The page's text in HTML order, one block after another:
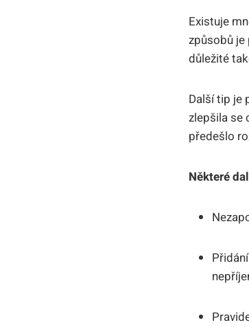
Existuje
způsobů je
důležité
Další tip je
zlepšila se
předešlo
Některé